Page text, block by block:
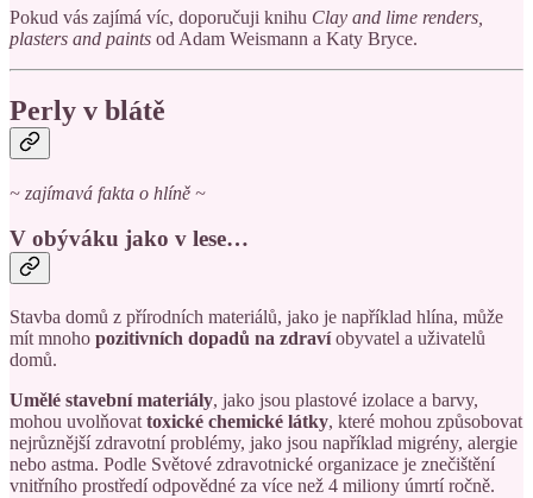
Pokud vás zajímá víc, doporučuji knihu Clay and lime renders,
plasters and paints od Adam Weismann a Katy Bryce.
Perly v blátě
~ zajímavá fakta o hlíně ~
V obýváku jako v lese…
Stavba domů z přírodních materiálů, jako je například hlína, může
mít mnoho pozitivních dopadů na zdravíobyvatel a uživatelů
domů.
Umělé stavební materiály, jako jsou plastové izolace a barvy,
mohou uvolňovat toxické chemické látky, které mohou způsobovat
nejrůznější zdravotní problémy, jako jsou například migrény, alergie
nebo astma. Podle Světové zdravotnické organizace je znečištění
vnitřního prostředí odpovědné za více než 4 miliony úmrtí ročně.